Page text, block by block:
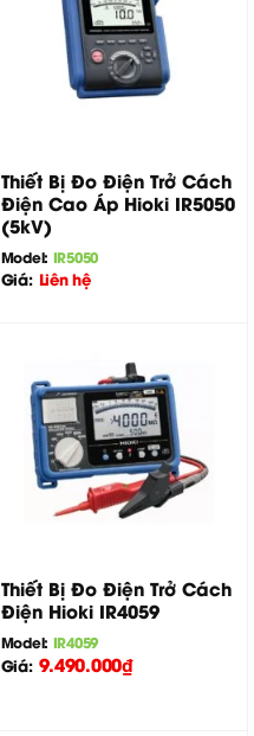
Thiết Bị Đo Điện Trở Cách
Điện Cao Áp Hioki IR5050
(5kV)
Model: IR5050
Giá: Liên hệ
Thiết Bị Đo Điện Trở Cách
Điện Hioki IR4059
Model: IR4059
Giá: 9.490.000₫